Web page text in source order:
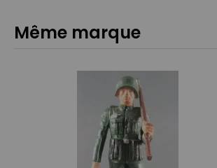
Même marque